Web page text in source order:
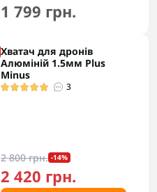
1 799 грн.
Хватач для дронів
Алюміній 1.5мм Plus
Minus
3
2 800 грн. -14%
2 420 грн.